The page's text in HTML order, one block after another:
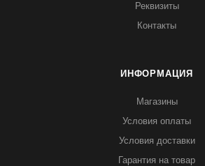
Реквизиты
Контакты
ИНФОРМАЦИЯ
Магазины
Условия оплаты
Условия доставки
Гарантия на товар